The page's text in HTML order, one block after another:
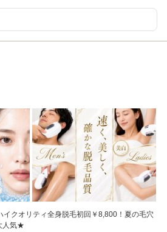
クオリティ全身脱毛初回￥8,800！夏の毛穴
人気★